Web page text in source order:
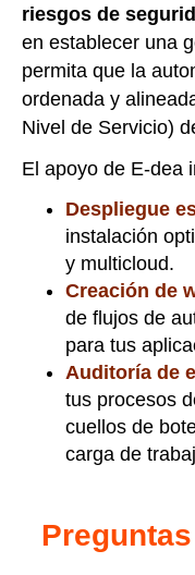
riesgos de
en establecer una
permita que la
ordenada y
Nivel de Servicio)
El apoyo de E-dea
Despliegue
instalación
y multicloud.
Creación de
de flujos de
para tus
Auditoría de
tus procesos
cuellos de
carga de